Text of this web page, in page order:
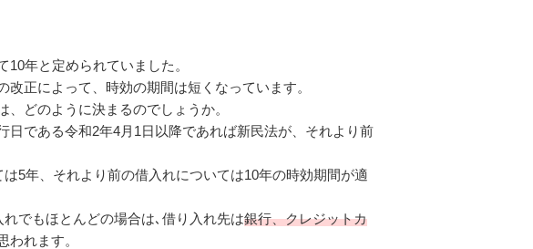
年と定められていました。
正によって、時効の期間は短くなっています。
どのように決まるのでしょうか。
である令和2年4月1日以降であれば新民法が、それより前
5年、それより前の借入れについては10年の時効期間が適
でもほとんどの場合は､借り入れ先は銀行、クレジットカ
われます。